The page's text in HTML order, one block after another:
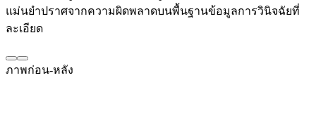
แม่นยำปราศจากความผิดพลาดบนพื้นฐานข้อมูลการวินิจฉัยที่
ละเอียด
ภาพก่อน-หลัง